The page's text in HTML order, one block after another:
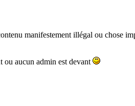
manifestement illégal ou chose
ou aucun admin est devant